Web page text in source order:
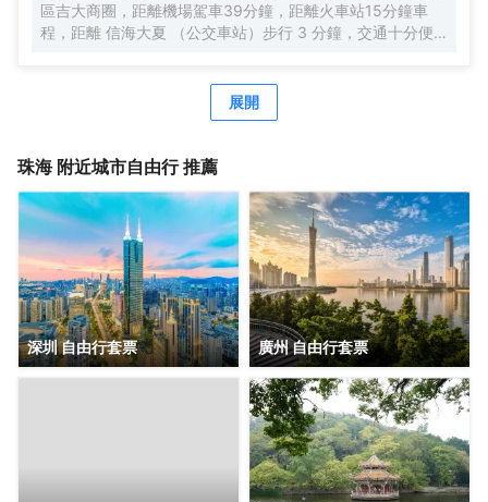
區吉大商圈，距離機場駕車39分鐘，距離火車站15分鐘車
程，距離 信海大夏 （公交車站）步行 3 分鐘，交通十分便
配套有餐廳、洗衣房、健身房、等公共空間，旅客在享受舒
適住宿的同時，也能輕鬆滿足各種休閒與商務需求。客房分
保賓客能夠享受到賓至如歸的居住體驗。 喜悅餐廳位於6
本地特色菜，展現 珠海飲食文化。此外，每個房間都配備有
洗衣機，賓客在忙碌之餘也能輕鬆打理日常衣物。位於 6 層
的健身房房配備有跑步機、橢圓機、動感單車等高端健身器
材，即便身處旅途，也能輕鬆延續鍛鍊習慣。 鉑頓國際公寓
是東呈集團旗下中高端服務式公寓品牌，以“傾注匠心，融入
當地”為品牌理念，融合現代生活方式和行為，旨在為商旅人
士提供舒適住宿、尊貴服務和非凡體驗的現代化理想居庭。
展開
珠海 附近城市自由行 推薦
深圳 自由行套票 廣州 自由行套票